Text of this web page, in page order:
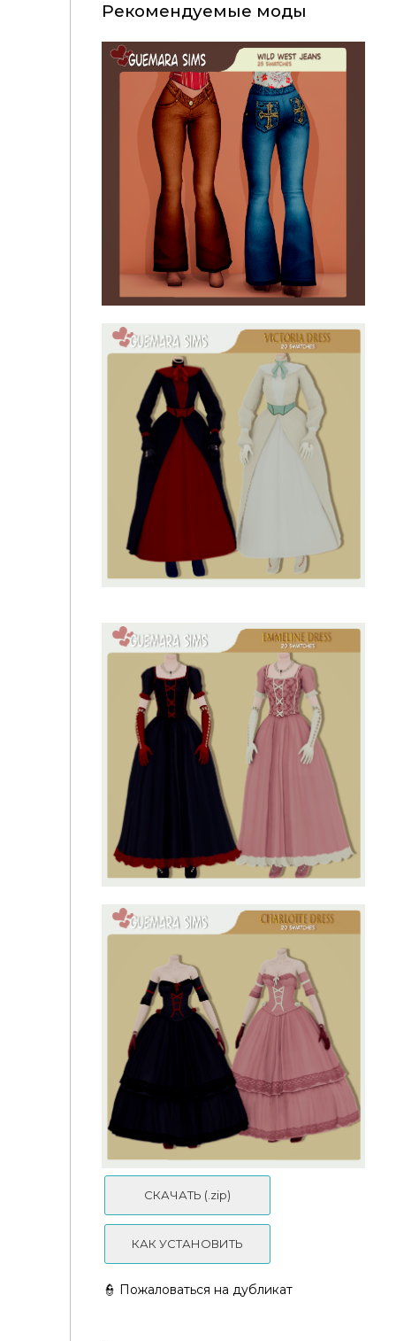
Рекомендуемые моды
Джинсы с Диким западом
Платье Victoria (комплект в викторианском стиле)
Платье Эммелин (викторианский комплект)
СКАЧАТЬ (.zip)
КАК УСТАНОВИТЬ
👮 Пожаловаться на дубликат